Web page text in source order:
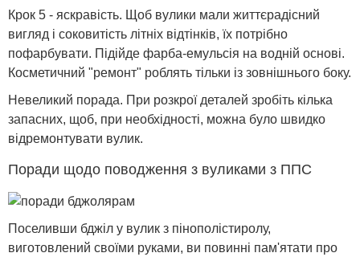
Крок 5 - яскравість. Щоб вулики мали життєрадісний
вигляд і соковитість літніх відтінків, їх потрібно
пофарбувати. Підійде фарба-емульсія на водній основі.
Косметичний "ремонт" роблять тільки із зовнішнього боку.
Невеликий порада. При розкрої деталей зробіть кілька
запасних, щоб, при необхідності, можна було швидко
відремонтувати вулик.
Поради щодо поводження з вуликами з ППС
Поселивши бджіл у вулик з пінополістиролу,
виготовлений своїми руками, ви повинні пам'ятати про